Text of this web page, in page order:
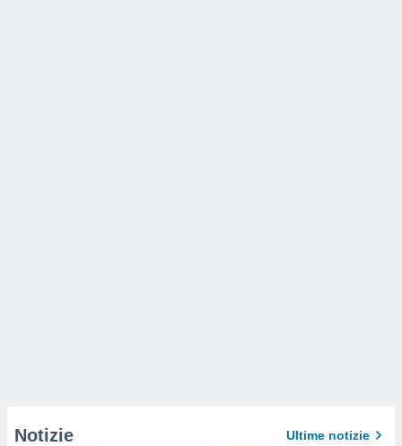
Notizie Ultime notizie